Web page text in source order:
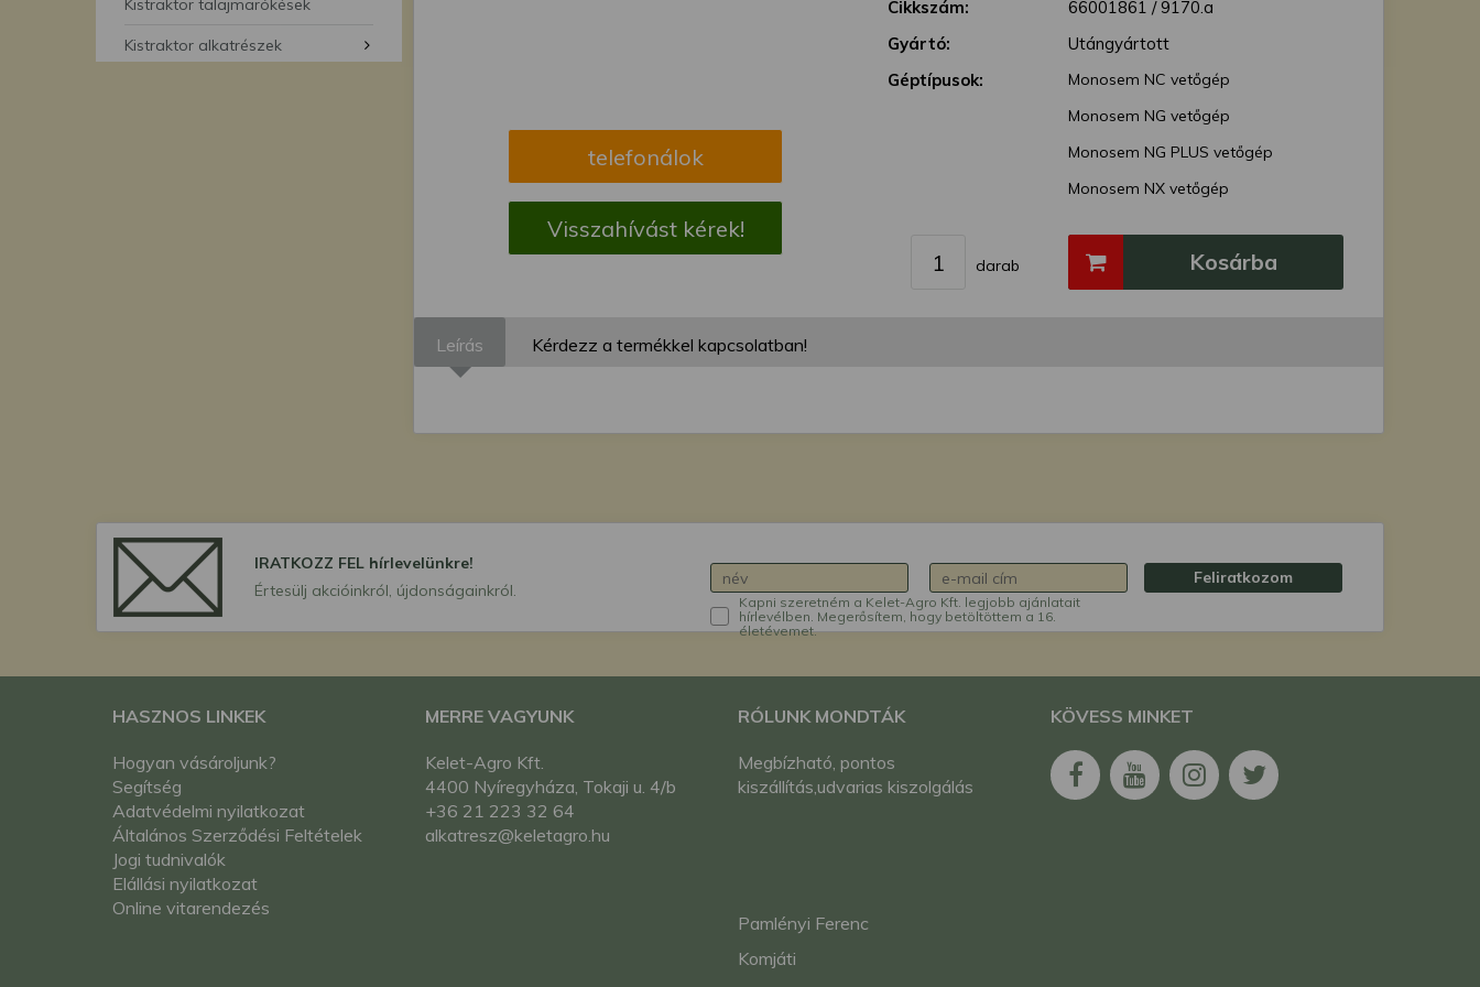
Kistraktor talajmarókések
Kistraktor alkatrészek
telefonálok
Visszahívást kérek!
Cikkszám:
66001861 / 9170.a
Gyártó:
Utángyártott
Géptípusok:
Monosem NC vetőgép
Monosem NG vetőgép
Monosem NG PLUS vetőgép
Monosem NX vetőgép
darab Kosárba
Leírás Kérdezz a termékkel kapcsolatban!
IRATKOZZ FEL hírlevelünkre!
Értesülj akcióinkról, újdonságainkról.
Kapni szeretném a Kelet-Agro Kft. legjobb ajánlatait
hírlevélben. Megerősítem, hogy betöltöttem a 16.
életévemet.
Feliratkozom
HASZNOS LINKEK
Hogyan vásároljunk?
Segítség
Adatvédelmi nyilatkozat
Általános Szerződési Feltételek
Jogi tudnivalók
Elállási nyilatkozat
Online vitarendezés
MERRE VAGYUNK
Kelet-Agro Kft.
4400 Nyíregyháza, Tokaji u. 4/b
+36 21 223 32 64
alkatresz@keletagro.hu
RÓLUNK MONDTÁK
Megbízható, pontos
kiszállítás,udvarias kiszolgálás
Pamlényi Ferenc
Komjáti
KÖVESS MINKET